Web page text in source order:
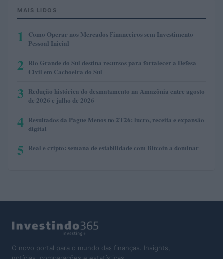
MAIS LIDOS
1
Como Operar nos Mercados Financeiros sem Investimento
Pessoal Inicial
2 Rio Grande do Sul destina recursos para fortalecer a Defesa
Civil em Cachoeira do Sul
3 Redução histórica do desmatamento na Amazônia entre agosto
de 2026 e julho de 2026
4 Resultados da Pague Menos no 2T26: lucro, receita e expansão
digital
5 Real e cripto: semana de estabilidade com Bitcoin a dominar
O novo portal para o mundo das finanças. Insights,
notícias, comparações e estatísticas.